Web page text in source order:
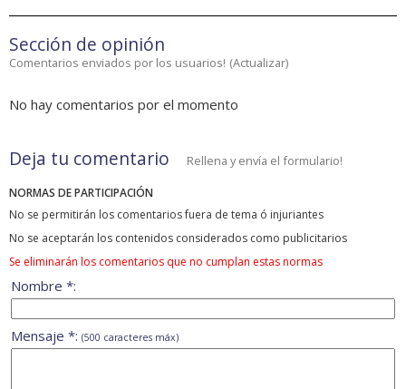
Sección de opinión
Comentarios enviados por los usuarios! (Actualizar)
No hay comentarios por el momento
Deja tu comentario Rellena y envía el formulario!
NORMAS DE PARTICIPACIÓN
No se permitirán los comentarios fuera de tema ó injuriantes
No se aceptarán los contenidos considerados como publicitarios
Se eliminarán los comentarios que no cumplan estas normas
Nombre *:
Mensaje *: (500 caracteres máx)